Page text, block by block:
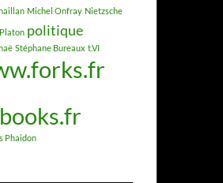
Michel Onfray Nietzsche
Platon politique
Stéphane Bureaux t.VI
Phaidon